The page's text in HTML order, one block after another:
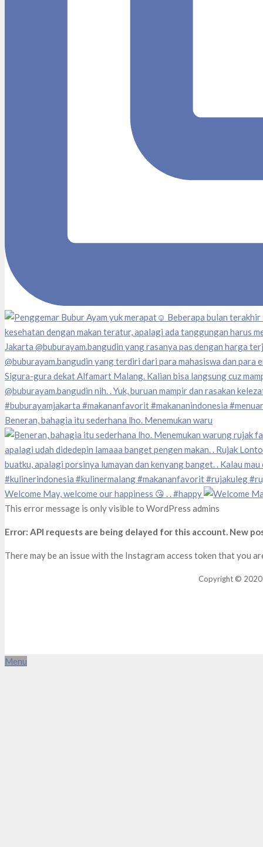
Beneran, bahagia itu sederhana lho. Menemukan waru
Welcome May, welcome our happiness 😘 . . #happy
This error message is only visible to WordPress admins
Error: API requests are being delayed for this account. New
There may be an issue with the Instagram access token that you
Copyright © 2020
Menu